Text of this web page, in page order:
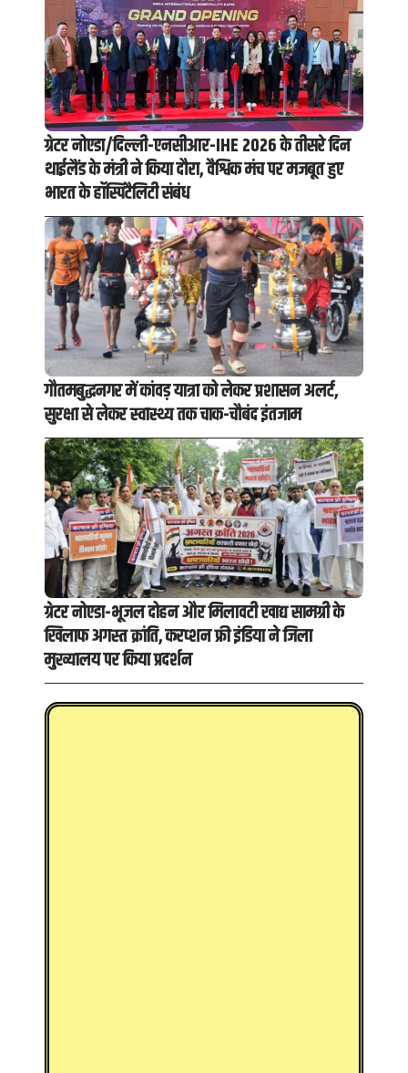
ग्रेटर नोएडा/दिल्ली-एनसीआर-IHE 2026 के तीसरे दिन
थाईलैंड के मंत्री ने किया दौरा, वैश्विक मंच पर मजबूत हुए
भारत के हॉस्पिटैलिटी संबंध
गौतमबुद्धनगर में कांवड़ यात्रा को लेकर प्रशासन अलर्ट,
सुरक्षा से लेकर स्वास्थ्य तक चाक-चौबंद इंतजाम
ग्रेटर नोएडा-भूजल दोहन और मिलावटी खाद्य सामग्री के
खिलाफ अगस्त क्रांति, करप्शन फ्री इंडिया ने जिला
मुख्यालय पर किया प्रदर्शन